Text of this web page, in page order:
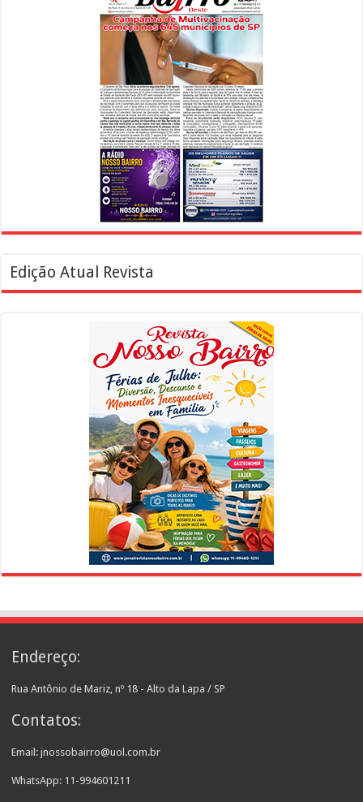
Edição Atual Revista
Endereço:
Rua Antônio de Mariz, nº 18 - Alto da Lapa / SP
Contatos:
Email: jnossobairro@uol.com.br
WhatsApp: 11-994601211